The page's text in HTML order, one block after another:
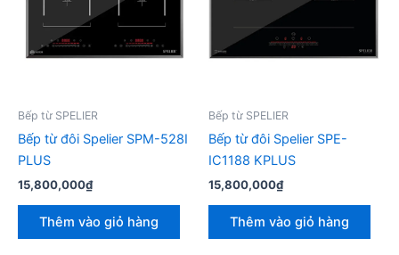
Bếp từ SPELIER
Bếp từ đôi Spelier SPM-528I
PLUS
15,800,000₫
Thêm vào giỏ hàng
Bếp từ SPELIER
Bếp từ đôi Spelier SPE-
IC1188 KPLUS
15,800,000₫
Thêm vào giỏ hàng